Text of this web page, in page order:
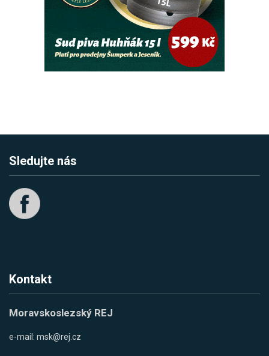
Sledujte nás
Kontakt
Moravskoslezský REJ
e-mail: msk@rej.cz